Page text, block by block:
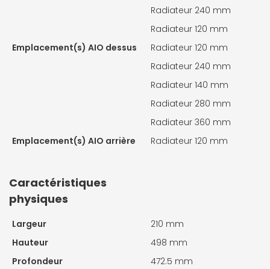
Radiateur 240 mm
Radiateur 120 mm
Emplacement(s) AIO dessus
Radiateur 120 mm
Radiateur 240 mm
Radiateur 140 mm
Radiateur 280 mm
Radiateur 360 mm
Emplacement(s) AIO arrière
Radiateur 120 mm
Caractéristiques
physiques
Largeur
210 mm
Hauteur
498 mm
Profondeur
472.5 mm